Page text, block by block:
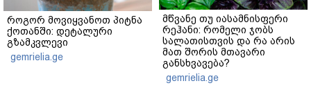
როგორ მოვიყვანოთ პიტნა
ქოთანში: დეტალური
გზამკვლევი
gemrielia.ge
მწვანე თუ იასამნისფერი
რეჰანი: რომელი ჯობს
სალათისთვის და რა არის
მათ შორის მთავარი
განსხვავება?
gemrielia.ge